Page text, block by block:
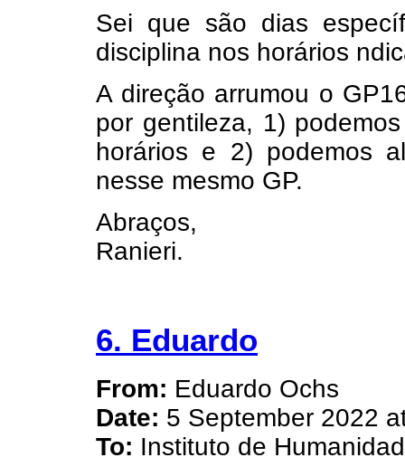
Sei que são dias
disciplina nos horários
A direção arrumou o
por gentileza, 1)
horários e 2) podemos
nesse mesmo GP.
Abraços,
Ranieri.
6. Eduardo
From: Eduardo Ochs
Date: 5 September 2022
To: Instituto de